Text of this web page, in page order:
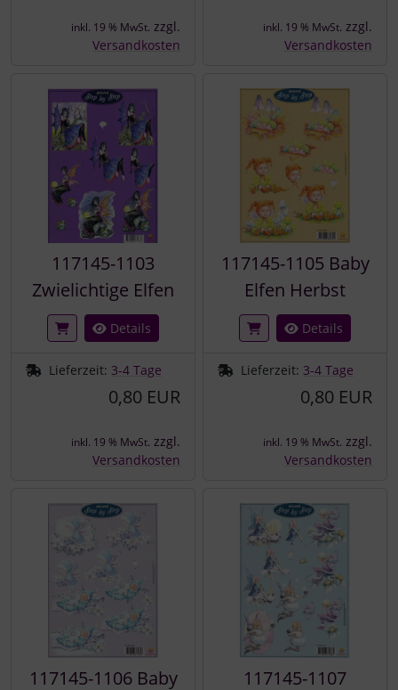
inkl. 19 % MwSt. zzgl.
Versandkosten
inkl. 19 % MwSt. zzgl.
Versandkosten
117145-1103
Zwielichtige Elfen
Details
Lieferzeit: 3-4 Tage
0,80 EUR
inkl. 19 % MwSt. zzgl.
Versandkosten
117145-1105 Baby
Elfen Herbst
Details
Lieferzeit: 3-4 Tage
0,80 EUR
inkl. 19 % MwSt. zzgl.
Versandkosten
117145-1106 Baby
117145-1107